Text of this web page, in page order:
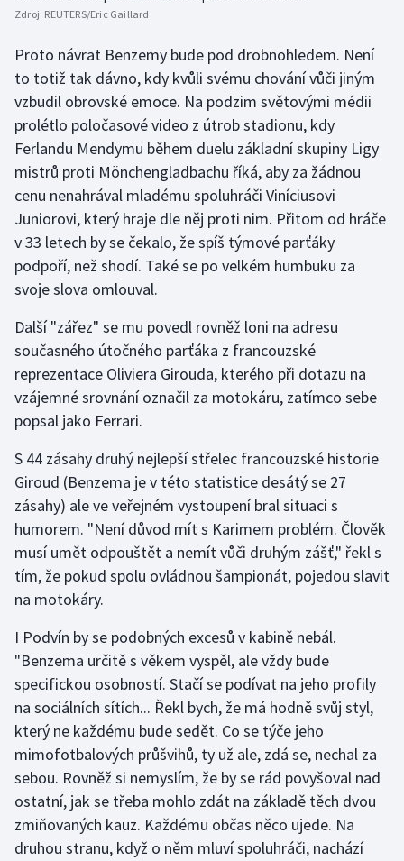
Zdroj: REUTERS/Eric Gaillard
Proto návrat Benzemy bude pod drobnohledem. Není
to totiž tak dávno, kdy kvůli svému chování vůči jiným
vzbudil obrovské emoce. Na podzim světovými médii
prolétlo poločasové video z útrob stadionu, kdy
Ferlandu Mendymu během duelu základní skupiny Ligy
mistrů proti Mönchengladbachu říká, aby za žádnou
cenu nenahrával mladému spoluhráči Viníciusovi
Juniorovi, který hraje dle něj proti nim. Přitom od hráče
v 33 letech by se čekalo, že spíš týmové parťáky
podpoří, než shodí. Také se po velkém humbuku za
svoje slova omlouval.
Další "zářez" se mu povedl rovněž loni na adresu
současného útočného parťáka z francouzské
reprezentace Oliviera Girouda, kterého při dotazu na
vzájemné srovnání označil za motokáru, zatímco sebe
popsal jako Ferrari.
S 44 zásahy druhý nejlepší střelec francouzské historie
Giroud (Benzema je v této statistice desátý se 27
zásahy) ale ve veřejném vystoupení bral situaci s
humorem. "Není důvod mít s Karimem problém. Člověk
musí umět odpouštět a nemít vůči druhým zášť," řekl s
tím, že pokud spolu ovládnou šampionát, pojedou slavit
na motokáry.
I Podvín by se podobných excesů v kabině nebál.
"Benzema určitě s věkem vyspěl, ale vždy bude
specifickou osobností. Stačí se podívat na jeho profily
na sociálních sítích... Řekl bych, že má hodně svůj styl,
který ne každému bude sedět. Co se týče jeho
mimofotbalových průšvihů, ty už ale, zdá se, nechal za
sebou. Rovněž si nemyslím, že by se rád povyšoval nad
ostatní, jak se třeba mohlo zdát na základě těch dvou
zmiňovaných kauz. Každému občas něco ujede. Na
druhou stranu, když o něm mluví spoluhráči, nachází